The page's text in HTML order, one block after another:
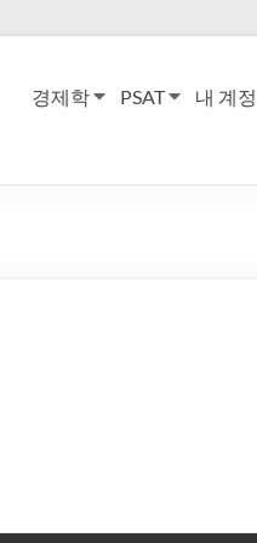
경제학 PSAT 내 계정